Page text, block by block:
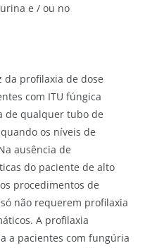
e / ou no
profilaxia de dose
com ITU fúngica
de qualquer tubo de
os níveis de
ausência de
do paciente de alto
procedimentos de
não requerem profilaxia
A profilaxia
a pacientes com fungúria